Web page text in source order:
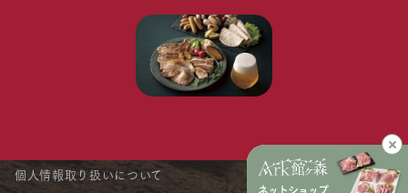
ネットショップ
個人情報取り扱いについて